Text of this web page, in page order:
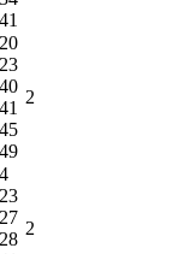
41
20
23
40
41
45
49
2
4
23
27
28
2